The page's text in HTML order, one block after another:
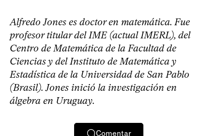
Alfredo Jones es doctor en matemática. Fue
profesor titular del IME (actual IMERL), del
Centro de Matemática de la Facultad de
Ciencias y del Instituto de Matemática y
Estadística de la Universidad de San Pablo
(Brasil). Jones inició la investigación en
álgebra en Uruguay.
Comentar